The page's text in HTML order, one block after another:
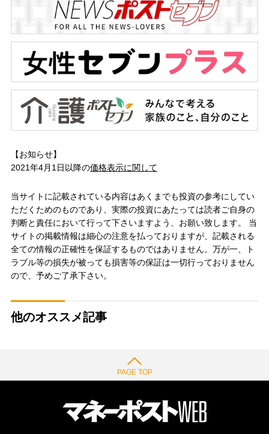
【お知らせ】
2021年4月1日以降の価格表示に関して
当サイトに記載されている内容はあくまでも投資の参考にしてい
ただくためのものであり、実際の投資にあたっては読者ご自身の
判断と責任において行って下さいますよう、お願い致します。 当
サイトの掲載情報は細心の注意を払っておりますが、記載される
全ての情報の正確性を保証するものではありません。万が一、ト
ラブル等の損失が被っても損害等の保証は一切行っておりません
ので、予めご了承下さい。
他のオススメ記事
PAGE TOP